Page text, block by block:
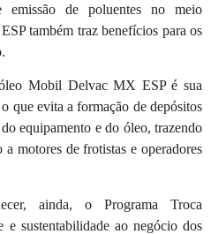
emissão de poluentes no meio
também traz benefícios para os
Mobil Delvac MX ESP é sua
que evita a formação de depósitos
equipamento e do óleo, trazendo
motores de frotistas e operadores
ainda, o Programa Troca
e sustentabilidade ao negócio dos